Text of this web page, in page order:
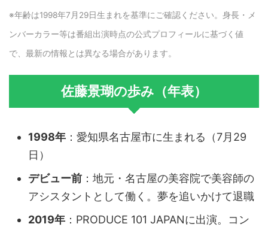
※年齢は1998年7月29日生まれを基準にご確認ください。身長・メ
ンバーカラー等は番組出演時点の公式プロフィールに基づく値
で、最新の情報とは異なる場合があります。
佐藤景瑚の歩み（年表）
1998年 ：愛知県名古屋市に生まれる（7月29
日）
デビュー前 ：地元・名古屋の美容院で美容師の
アシスタントとして働く。夢を追いかけて退職
2019年 ：PRODUCE 101 JAPANに出演。コン